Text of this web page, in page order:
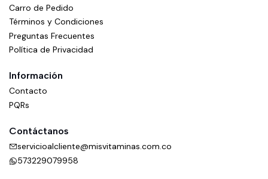
Carro de Pedido
Términos y Condiciones
Preguntas Frecuentes
Política de Privacidad
Información
Contacto
PQRs
Contáctanos
servicioalcliente@misvitaminas.com.co
573229079958